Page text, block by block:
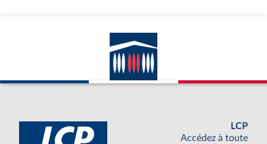
LCP
Accédez à toute